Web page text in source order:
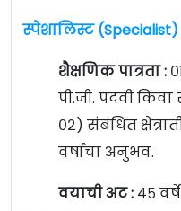
स्पेशालिस्ट (Specialist)
शैक्षणिक पात्रता :
पी.जी. पदवी
०२) संबंधित
वर्षाचा अनुभव.
वयाची अट : ४५